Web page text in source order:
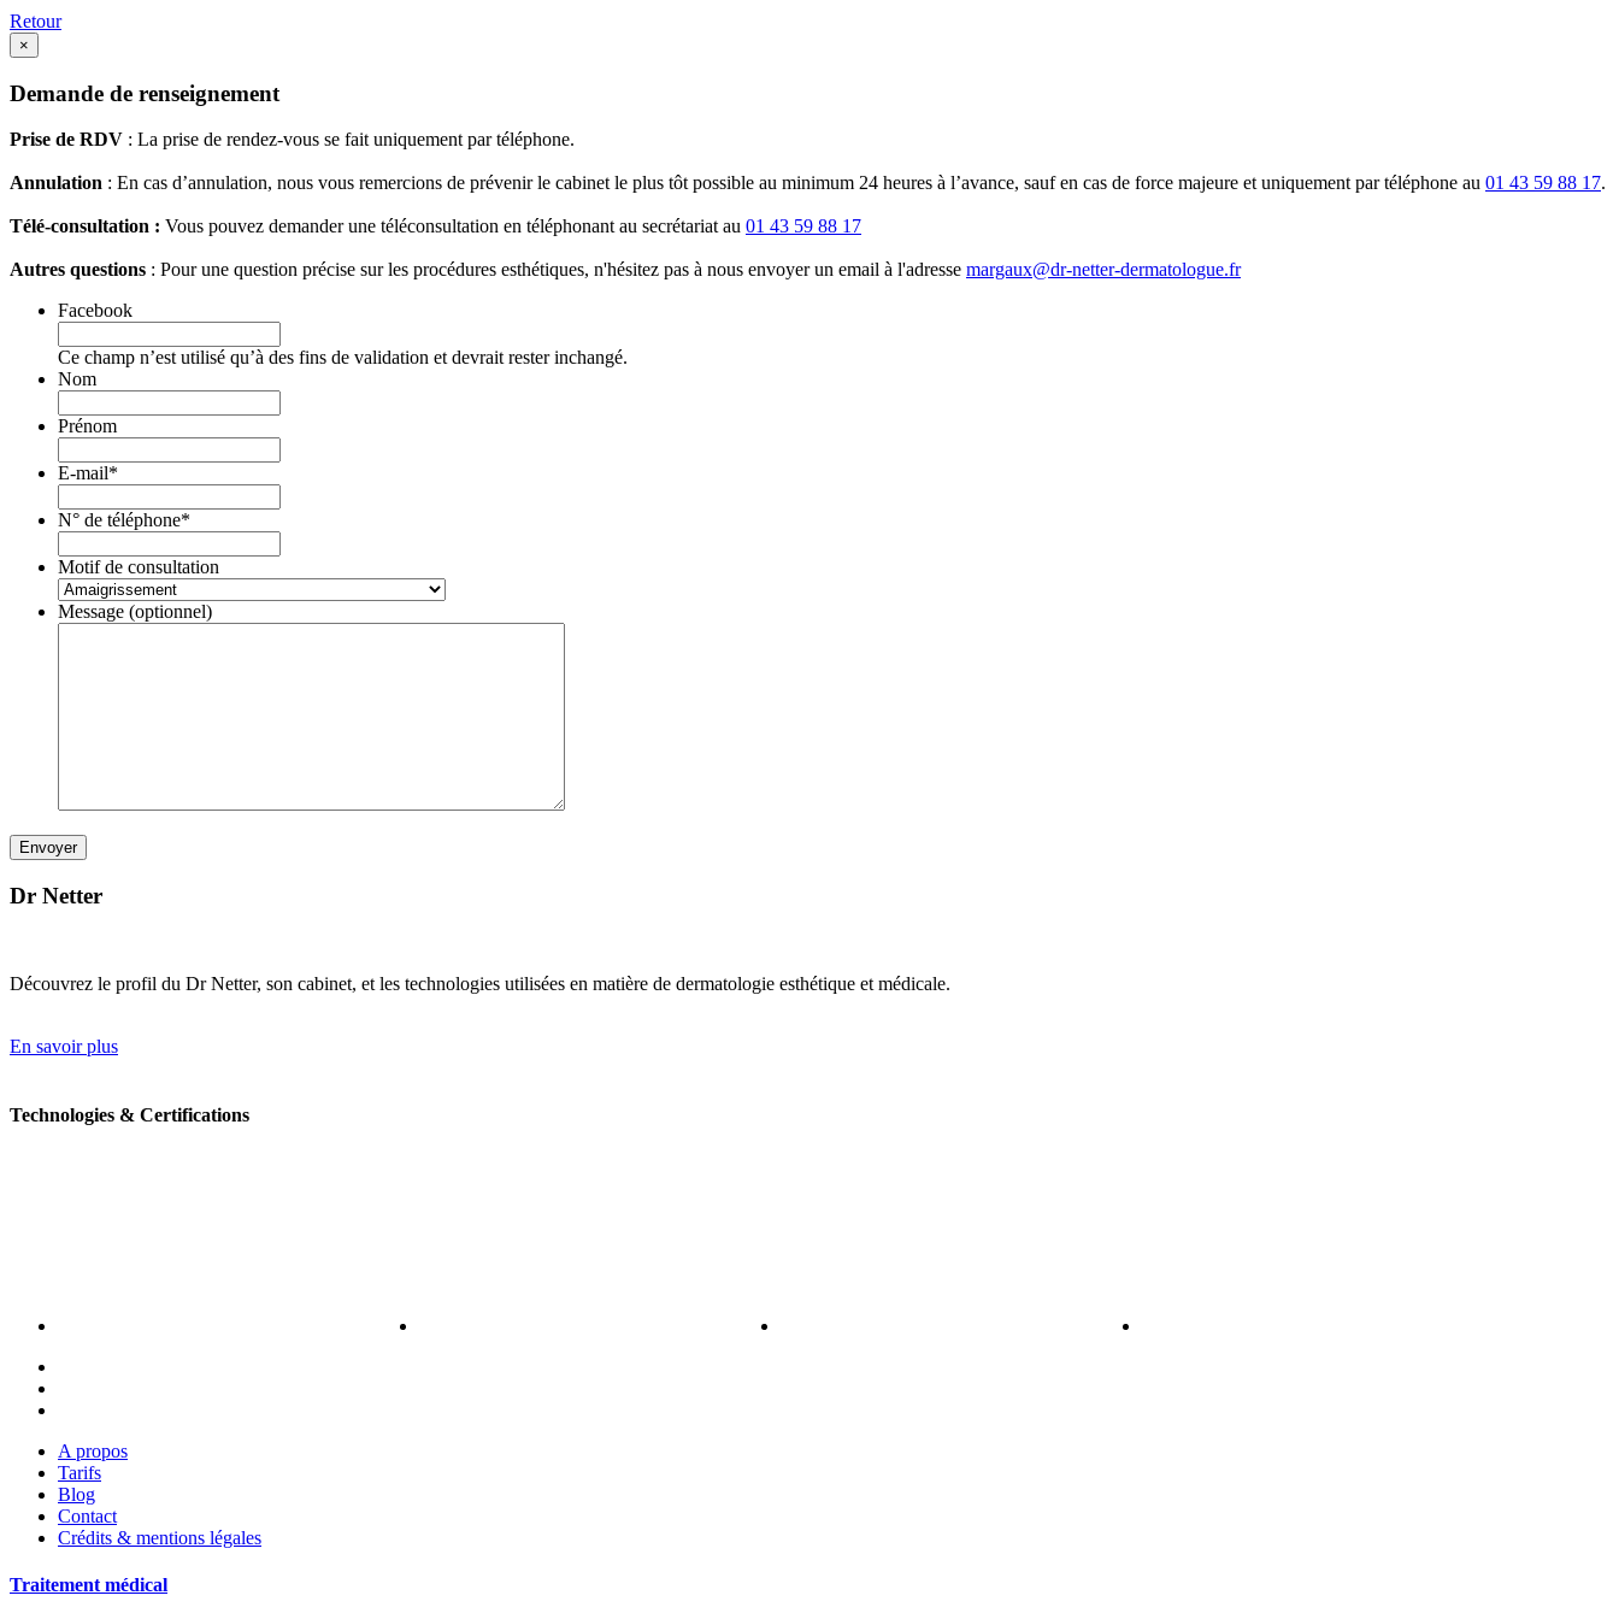
Retour
×
Demande de renseignement
Prise de RDV : La prise de rendez-vous se fait uniquement par téléphone.
Annulation : En cas d’annulation, nous vous remercions de prévenir le cabinet le plus tôt possible au minimum 24 heures à l’avance, sauf en cas de force majeure et uniquement par téléphone au 01 43 59 88 17.
Télé-consultation : Vous pouvez demander une téléconsultation en téléphonant au secrétariat au 01 43 59 88 17
Autres questions : Pour une question précise sur les procédures esthétiques, n'hésitez pas à nous envoyer un email à l'adresse margaux@dr-netter-dermatologue.fr
Facebook
Ce champ n’est utilisé qu’à des fins de validation et devrait rester inchangé.
Nom
Prénom
E-mail*
N° de téléphone*
Motif de consultation
Message (optionnel)
Dr Netter
Découvrez le profil du Dr Netter, son cabinet, et les technologies utilisées en matière de dermatologie esthétique et médicale.
En savoir plus
Technologies & Certifications
A propos
Tarifs
Blog
Contact
Crédits & mentions légales
Traitement médical